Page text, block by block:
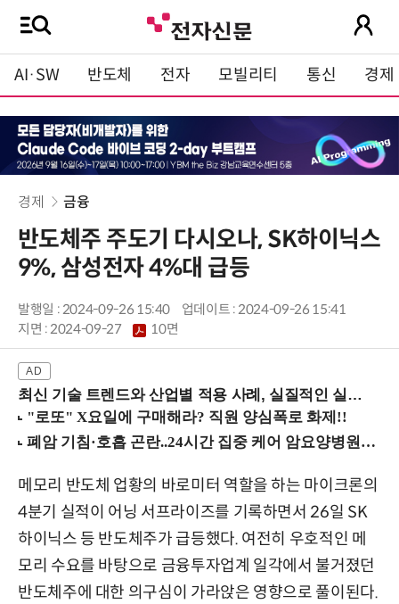
AI·SW 반도체 전자 모빌리티 통신 경제
경제 금융
반도체주 주도기 다시오나, SK하이닉스
9%, 삼성전자 4%대 급등
발행일 : 2024-09-26 15:40
업데이트 : 2024-09-26 15:41
지면 :2024-09-27 10면
최신 기술 트렌드와 산업별 적용 사례, 실질적인 실행 전략을 공유 (9/18 양재역)
메모리 반도체 업황의 바로미터 역할을 하는 마이크론의
4분기 실적이 어닝 서프라이즈를 기록하면서 26일 SK
하이닉스 등 반도체주가 급등했다. 여전히 우호적인 메
모리 수요를 바탕으로 금융투자업계 일각에서 불거졌던
반도체주에 대한 의구심이 가라앉은 영향으로 풀이된다.